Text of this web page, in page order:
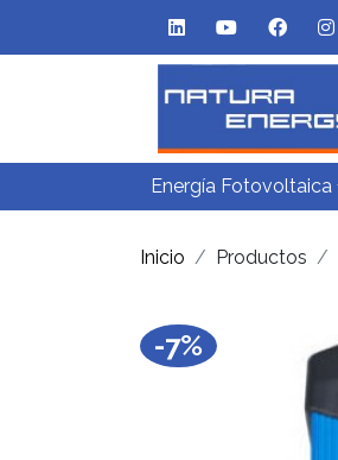
Energía Fotovoltaica
Inicio Productos
-7%